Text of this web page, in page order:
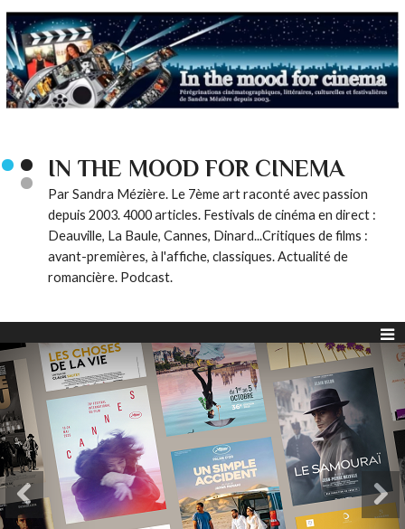
IN THE MOOD FOR CINEMA
Par Sandra Mézière. Le 7ème art raconté avec passion
depuis 2003. 4000 articles. Festivals de cinéma en direct :
Deauville, La Baule, Cannes, Dinard...Critiques de films :
avant-premières, à l'affiche, classiques. Actualité de
romancière. Podcast.